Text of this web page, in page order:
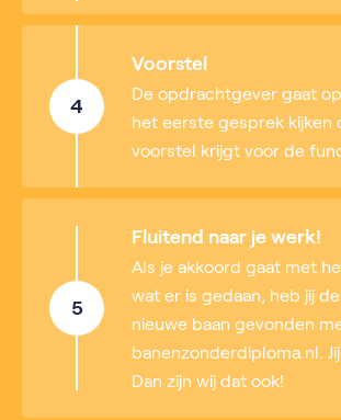
4
Voorstel
De opdrachtgever gaat
het eerste gesprek kijken
voorstel krijgt voor de
5
Fluitend naar je werk!
Als je akkoord gaat met
wat er is gedaan, heb jij
nieuwe baan gevonden
banenzonderdiploma.nl.
Dan zijn wij dat ook!